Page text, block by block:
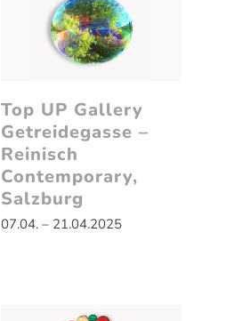
Top UP Gallery
Getreidegasse –
Reinisch
Contemporary,
Salzburg
07.04. – 21.04.2025